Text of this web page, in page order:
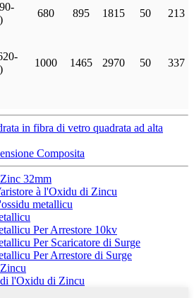
680 895 1815 50 213
1000 1465 2970 50 337
in fibra di vetro quadrata ad alta
Composita
32mm
à l'Oxidu di Zincu
metallicu
Per Arrestore 10kv
Per Scaricatore di Surge
Per Arrestore di Surge
l'Oxidu di Zincu